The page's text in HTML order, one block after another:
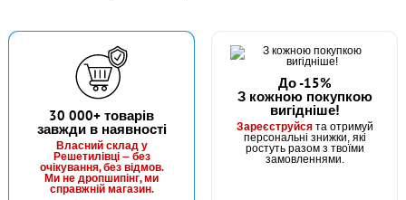
#а100
В наявності
Базар: 1 шт Склад: 290 шт
11 грн 294 шт.
30 000+ товарів
завжди в наявності
Власний склад у
Решетилівці — без
очікування, без відмов.
Ми не дропшипінг, ми
справжній магазин.
До -15%
З кожною покупкою
вигідніше!
Зареєструйсята отримуй
персональні знижки, які
ростуть разом з твоїми
замовленнями.